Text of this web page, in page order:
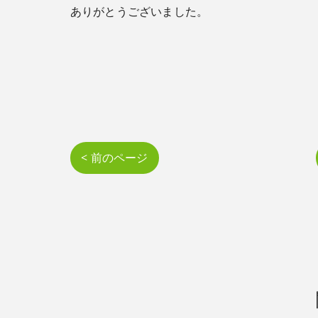
ありがとうございました。
< 前のページ